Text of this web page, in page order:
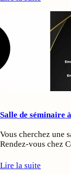
Salle de séminaire
Vous cherchez une
Rendez-vous chez
Lire la suite